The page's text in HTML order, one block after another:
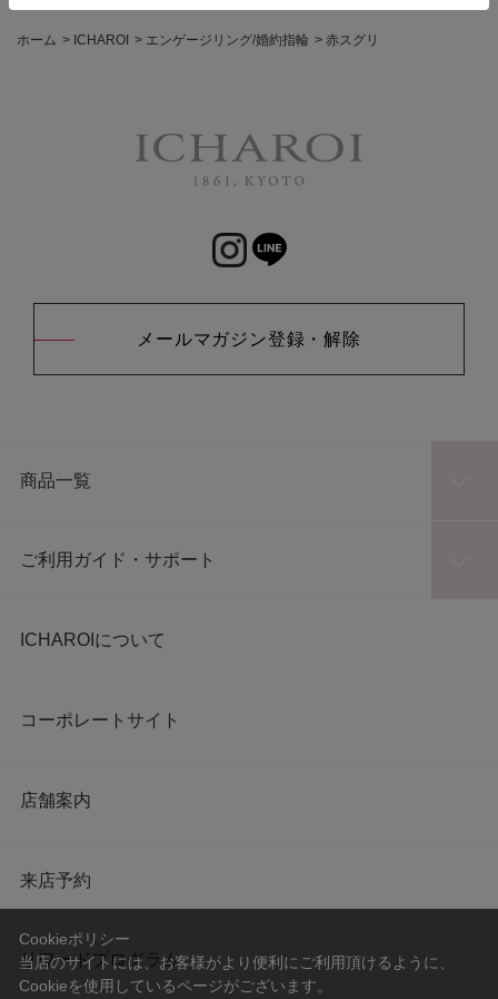
ホーム > ICHAROI > エンゲージリング/婚約指輪 > 赤スグリ
メールマガジン登録・解除
商品一覧
ご利用ガイド・サポート
ICHAROIについて
コーポレートサイト
店舗案内
来店予約
リワードプログラム
Cookieポリシー
当店のサイトには、お客様がより便利にご利用頂けるように、
Cookieを使用しているページがございます。